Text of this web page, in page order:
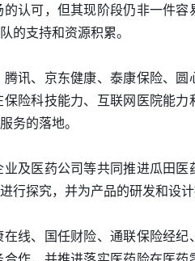
认可，但其现阶段仍非一件容
的支持和资源积累。
讯、京东健康、泰康保险、圆
险科技能力、互联网医院能力
务的落地。
及医药公司等共同推进瓜田医
行探究，并为产品的研发和设计
线、国任财险、通联保险经纪